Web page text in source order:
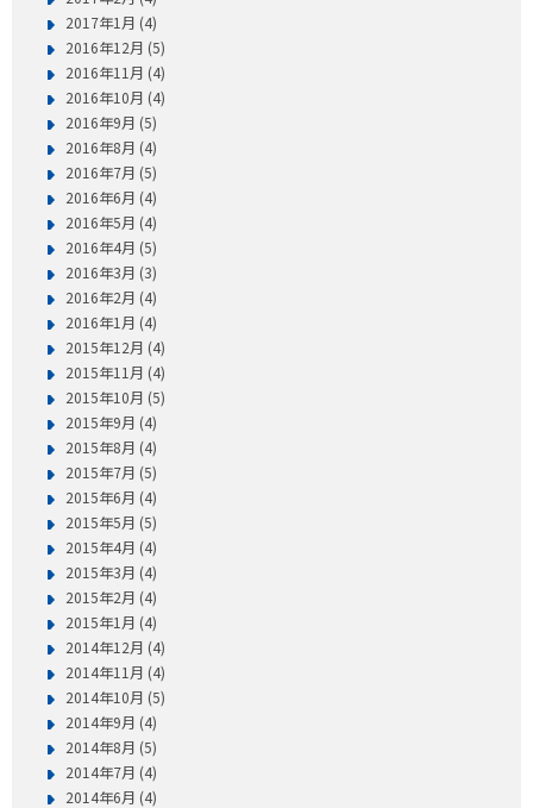
2017年1月 (4)
2016年12月 (5)
2016年11月 (4)
2016年10月 (4)
2016年9月 (5)
2016年8月 (4)
2016年7月 (5)
2016年6月 (4)
2016年5月 (4)
2016年4月 (5)
2016年3月 (3)
2016年2月 (4)
2016年1月 (4)
2015年12月 (4)
2015年11月 (4)
2015年10月 (5)
2015年9月 (4)
2015年8月 (4)
2015年7月 (5)
2015年6月 (4)
2015年5月 (5)
2015年4月 (4)
2015年3月 (4)
2015年2月 (4)
2015年1月 (4)
2014年12月 (4)
2014年11月 (4)
2014年10月 (5)
2014年9月 (4)
2014年8月 (5)
2014年7月 (4)
2014年6月 (4)